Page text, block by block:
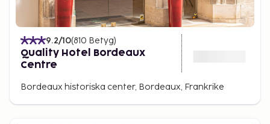
9.2/10(810 Betyg)
Quality Hotel Bordeaux
Centre
Bordeaux historiska center, Bordeaux, Frankrike